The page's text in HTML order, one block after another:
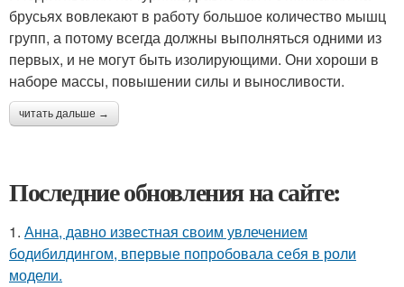
брусьях вовлекают в работу большое количество мышц
групп, а потому всегда должны выполняться одними из
первых, и не могут быть изолирующими. Они хороши в
наборе массы, повышении силы и выносливости.
читать дальше →
Последние обновления на сайте:
1. Анна, давно известная своим увлечением
бодибилдингом, впервые попробовала себя в роли
модели.